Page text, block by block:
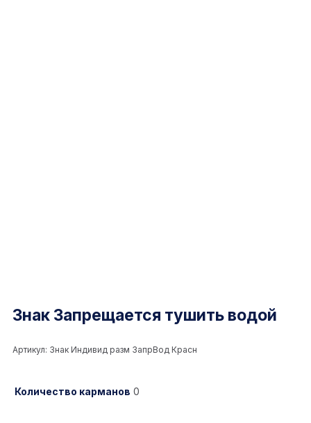
Знак Запрещается тушить водой
Артикул: Знак Индивид разм ЗапрВод Красн
Количество карманов 0